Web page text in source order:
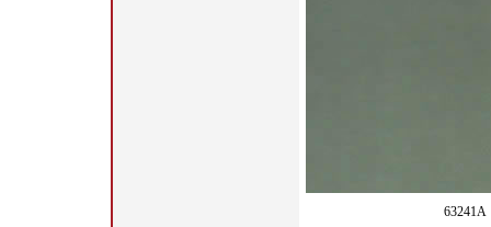
63241A